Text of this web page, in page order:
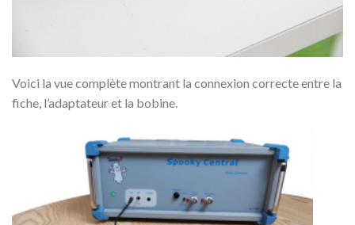
Voici la vue complète montrant la connexion correcte entre la
fiche, l’adaptateur et la bobine.